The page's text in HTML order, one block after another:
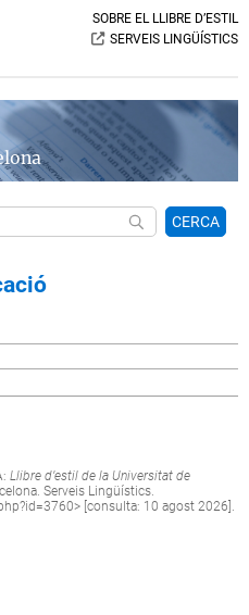
SOBRE EL LLIBRE D’ESTIL
SERVEIS LINGÜÍSTICS
CERCA
Llibre d’estil de la Universitat de
Serveis Lingüístics.
> [consulta: 10 agost 2026].